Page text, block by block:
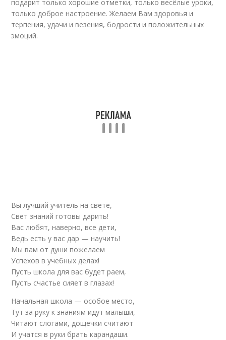
подарит только хорошие отметки, только весёлые уроки,
только доброе настроение. Желаем Вам здоровья и
терпения, удачи и везения, бодрости и положительных
эмоций.
Вы лучший учитель на свете,
Свет знаний готовы дарить!
Вас любят, наверно, все дети,
Ведь есть у вас дар — научить!
Мы вам от души пожелаем
Успехов в учебных делах!
Пусть школа для вас будет раем,
Пусть счастье сияет в глазах!
Начальная школа — особое место,
Тут за руку к знаниям идут малыши,
Читают слогами, дощечки считают
И учатся в руки брать карандаши.